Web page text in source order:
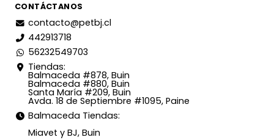
CONTÁCTANOS
contacto@petbj.cl
442913718
56232549703
Tiendas:
Balmaceda #878, Buin
Balmaceda #880, Buin
Santa María #209, Buin
Avda. 18 de Septiembre #1095, Paine
Balmaceda Tiendas:
Miavet y BJ, Buin